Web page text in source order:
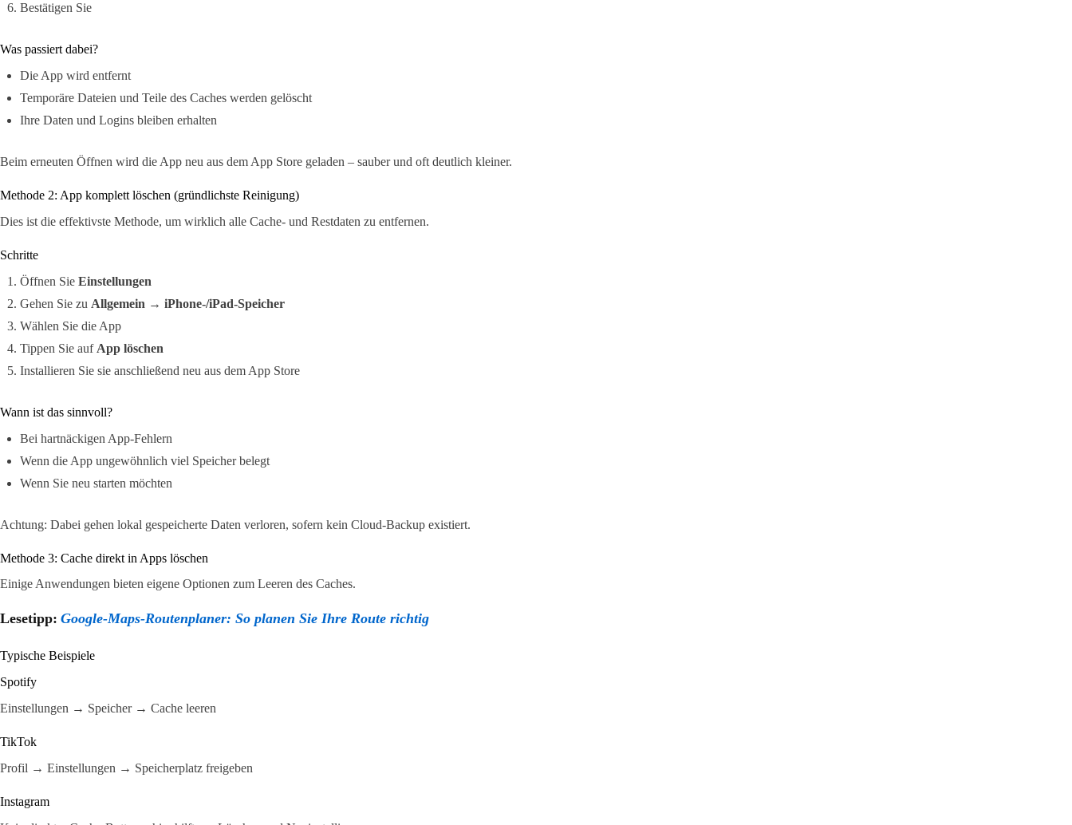
Bestätigen Sie
Was passiert dabei?
Die App wird entfernt
Temporäre Dateien und Teile des Caches werden gelöscht
Ihre Daten und Logins bleiben erhalten
Beim erneuten Öffnen wird die App neu aus dem App Store geladen – sauber und oft deutlich kleiner.
Methode 2: App komplett löschen (gründlichste Reinigung)
Dies ist die effektivste Methode, um wirklich alle Cache- und Restdaten zu entfernen.
Schritte
Öffnen Sie Einstellungen
Gehen Sie zu Allgemein → iPhone-/iPad-Speicher
Wählen Sie die App
Tippen Sie auf App löschen
Installieren Sie sie anschließend neu aus dem App Store
Wann ist das sinnvoll?
Bei hartnäckigen App-Fehlern
Wenn die App ungewöhnlich viel Speicher belegt
Wenn Sie neu starten möchten
Achtung: Dabei gehen lokal gespeicherte Daten verloren, sofern kein Cloud-Backup existiert.
Methode 3: Cache direkt in Apps löschen
Einige Anwendungen bieten eigene Optionen zum Leeren des Caches.
Lesetipp: Google-Maps-Routenplaner: So planen Sie Ihre Route richtig
Typische Beispiele
Spotify
Einstellungen → Speicher → Cache leeren
TikTok
Profil → Einstellungen → Speicherplatz freigeben
Instagram